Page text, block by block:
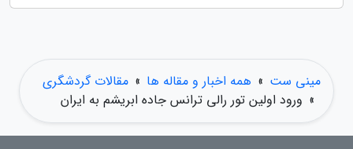
مینی ست » همه اخبار و مقاله ها » مقالات گردشگری
» ورود اولین تور رالی ترانس جاده ابریشم به ایران